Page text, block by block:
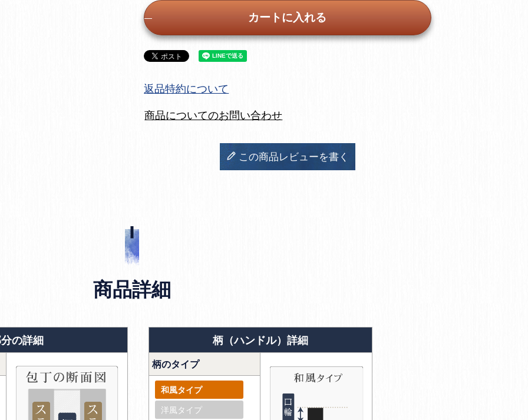
カートに入れる
返品特約について
商品についてのお問い合わせ
この商品レビューを書く
商品詳細
の詳細 柄（ハンドル）詳細
柄のタイプ
和風タイプ
洋風タイプ